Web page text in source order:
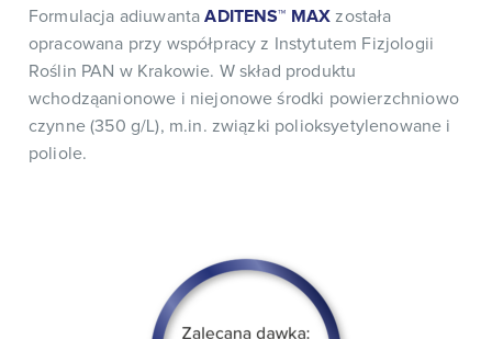
Formulacja adiuwantaADITENS™ MAXzostała
opracowana przy współpracy z Instytutem Fizjologii
Roślin PAN w Krakowie. W skład produktu
wchodząanionowe i niejonowe środki powierzchniowo
czynne (350 g/L), m.in. związki polioksyetylenowane i
poliole.